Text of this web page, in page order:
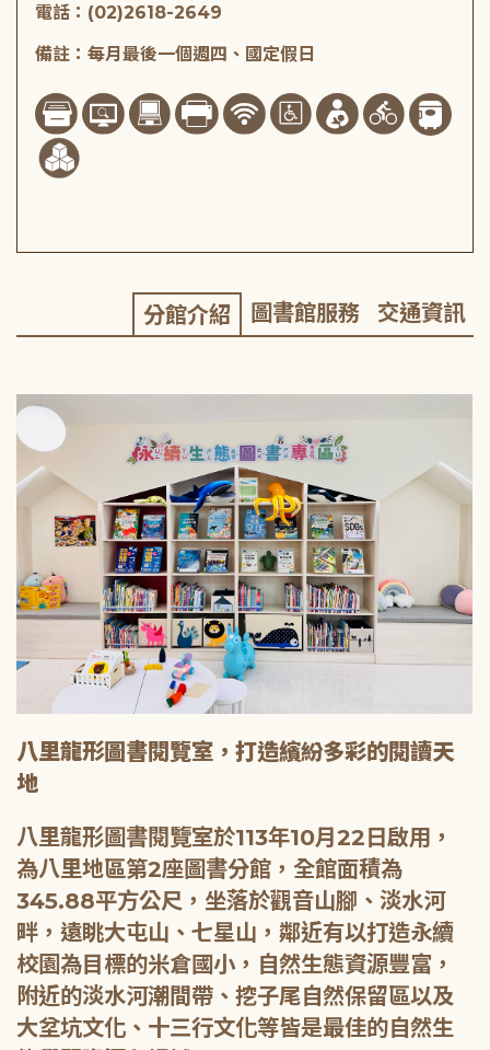
電話：(02)2618-2649
備註：每月最後一個週四、國定假日
分館介紹 圖書館服務 交通資訊
八里龍形圖書閱覽室，打造繽紛多彩的閱讀天
地
八里龍形圖書閱覽室於113年10月22日啟用，
為八里地區第2座圖書分館，全館面積為
345.88平方公尺，坐落於觀音山腳、淡水河
畔，遠眺大屯山、七星山，鄰近有以打造永續
校園為目標的米倉國小，自然生態資源豐富，
附近的淡水河潮間帶、挖子尾自然保留區以及
大坌坑文化、十三行文化等皆是最佳的自然生